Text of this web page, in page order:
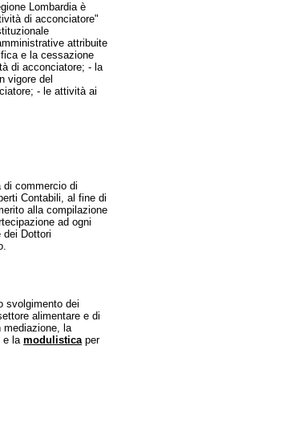
Lombardia è
di acconciatore"
attribuite
e la cessazione
di acconciatore; - la
vigore del
- le attività ai
commercio di
Contabili, al fine di
alla compilazione
ad ogni
Dottori
svolgimento dei
alimentare e di
mediazione, la
e lamodulisticaper